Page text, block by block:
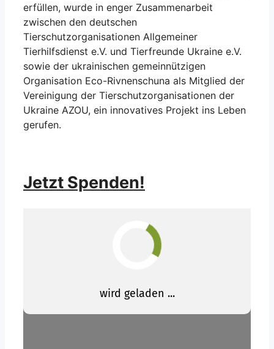
erfüllen, wurde in enger Zusammenarbeit
zwischen den deutschen
Tierschutzorganisationen Allgemeiner
Tierhilfsdienst e.V. und Tierfreunde Ukraine e.V.
sowie der ukrainischen gemeinnützigen
Organisation Eco-Rivnenschuna als Mitglied der
Vereinigung der Tierschutzorganisationen der
Ukraine AZOU, ein innovatives Projekt ins Leben
gerufen.
Jetzt Spenden!